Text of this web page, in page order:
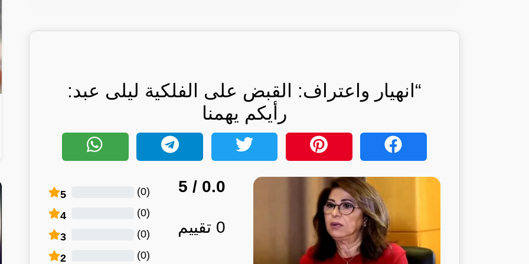
“انهيار واعتراف: القبض على الفلكية ليلى عبد:
رأيكم يهمنا
0.0
/ 5
0 تقييم
5 (
0
)
4 (
0
)
3 (
0
)
2 (
0
)